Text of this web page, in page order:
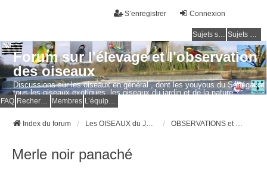
Connexion
S’enregistrer
Sujets sans réponse Sujets actifs
Forum sur l'élevage et l'observation
des oiseaux
Discussions sur les oiseaux en général , dont les youyous du Sénégal et
tous les oiseaux exotiques, les oiseaux du jardin et de la nature.
Questions, photos, expériences.
FAQ Membres
Index du forum
Merle noir panaché